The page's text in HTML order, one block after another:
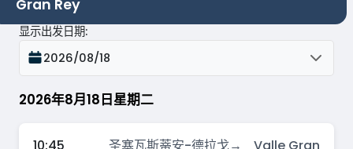
Gran Rey
2026年8月18日星期二
显示出发日期:
2026/08/18